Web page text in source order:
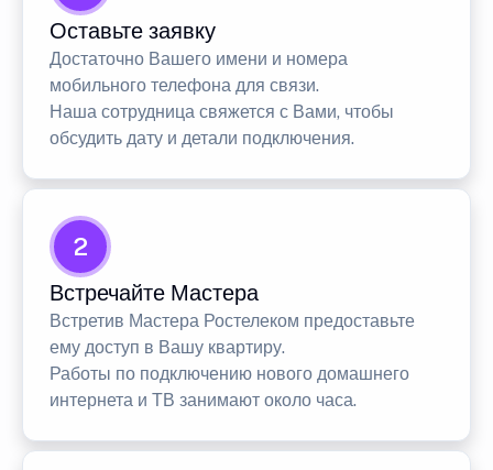
Оставьте заявку
Достаточно Вашего имени и номера
мобильного телефона для связи.
Наша сотрудница свяжется с Вами, чтобы
обсудить дату и детали подключения.
2
Встречайте Мастера
Встретив Мастера Ростелеком предоставьте
ему доступ в Вашу квартиру.
Работы по подключению нового домашнего
интернета и ТВ занимают около часа.